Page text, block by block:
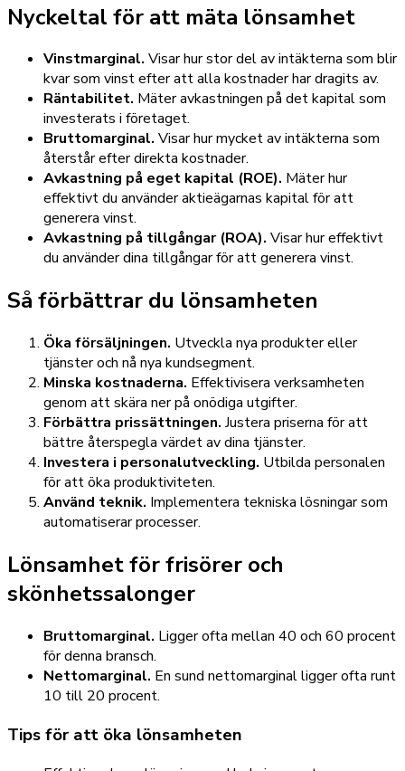
Nyckeltal för att mäta lönsamhet
Vinstmarginal. Visar hur stor del av intäkterna som blir
kvar som vinst efter att alla kostnader har dragits av.
Räntabilitet. Mäter avkastningen på det kapital som
investerats i företaget.
Bruttomarginal. Visar hur mycket av intäkterna som
återstår efter direkta kostnader.
Avkastning på eget kapital (ROE). Mäter hur
effektivt du använder aktieägarnas kapital för att
generera vinst.
Avkastning på tillgångar (ROA). Visar hur effektivt
du använder dina tillgångar för att generera vinst.
Så förbättrar du lönsamheten
Öka försäljningen. Utveckla nya produkter eller
tjänster och nå nya kundsegment.
Minska kostnaderna. Effektivisera verksamheten
genom att skära ner på onödiga utgifter.
Förbättra prissättningen. Justera priserna för att
bättre återspegla värdet av dina tjänster.
Investera i personalutveckling. Utbilda personalen
för att öka produktiviteten.
Använd teknik. Implementera tekniska lösningar som
automatiserar processer.
Lönsamhet för frisörer och
skönhetssalonger
Bruttomarginal. Ligger ofta mellan 40 och 60 procent
för denna bransch.
Nettomarginal. En sund nettomarginal ligger ofta runt
10 till 20 procent.
Tips för att öka lönsamheten